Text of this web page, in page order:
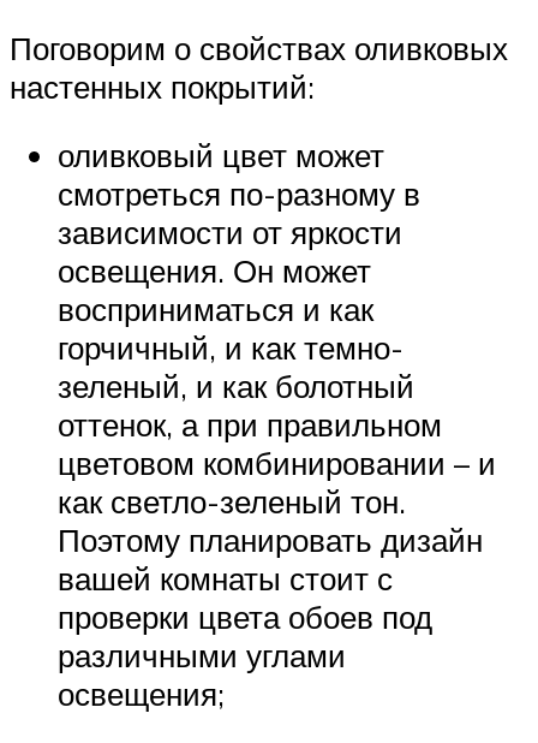
Поговорим о свойствах оливковых
настенных покрытий:
оливковый цвет может
смотреться по-разному в
зависимости от яркости
освещения. Он может
восприниматься и как
горчичный, и как темно-
зеленый, и как болотный
оттенок, а при правильном
цветовом комбинировании – и
как светло-зеленый тон.
Поэтому планировать дизайн
вашей комнаты стоит с
проверки цвета обоев под
различными углами
освещения;